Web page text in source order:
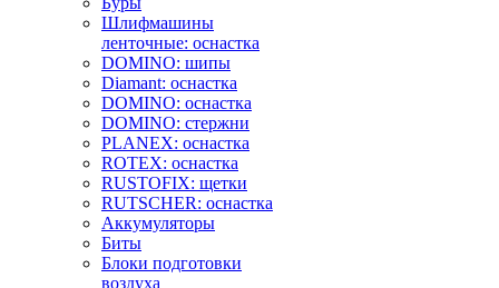
Шлифмашины
ленточные: оснастка
DOMINO: шипы
Diamant: оснастка
DOMINO: оснастка
DOMINO: стержни
PLANEX: оснастка
ROTEX: оснастка
RUSTOFIX: щетки
RUTSCHER: оснастка
Аккумуляторы
Биты
Блоки подготовки
воздуха